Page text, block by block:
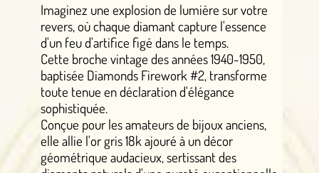
Imaginez une explosion de lumière sur votre
revers, où chaque diamant capture l'essence
d'un feu d'artifice figé dans le temps.
Cette broche vintage des années 1940-1950,
baptisée Diamonds Firework #2, transforme
toute tenue en déclaration d'élégance
sophistiquée.
Conçue pour les amateurs de bijoux anciens,
elle allie l'or gris 18k ajouré à un décor
géométrique audacieux, sertissant des